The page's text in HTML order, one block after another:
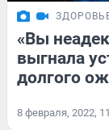
«Вы
выгнала
долгого
8 февраля, 2022,